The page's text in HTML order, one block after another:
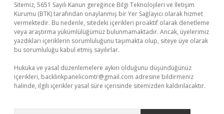
Sitemiz, 5651 Sayılı Kanun gereğince Bilgi Teknolojileri ve İletişim
Kurumu (BTK) tarafından onaylanmış bir Yer Sağlayıcı olarak hizmet
vermektedir. Bu nedenle, sitedeki içerikleri proaktif olarak denetleme
veya araştırma yükümlülüğümüz bulunmamaktadır. Ancak, üyelerimiz
yazdıkları içeriklerin sorumluluğunu taşımakta olup, siteye üye olarak
bu sorumluluğu kabul etmiş sayılırlar.
Hukuka ve yasal düzenlemelere aykırı olduğunu düşündüğünüz
içerikleri, backlinkpanelicomtr@gmail.com adresine bildirmeniz
halinde, ilgili içerikler yasal süre içerisinde sitemizden kaldırılacaktır.